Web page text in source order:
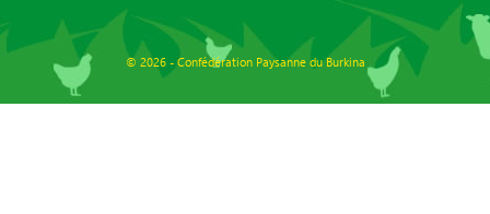
© 2026 - Confédération Paysanne du Burkina